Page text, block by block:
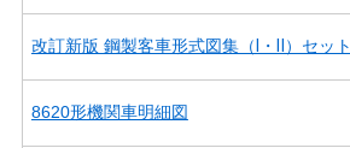
改訂新版 鋼製客車形式図集（Ⅰ・Ⅱ）セット
8620形機関車明細図